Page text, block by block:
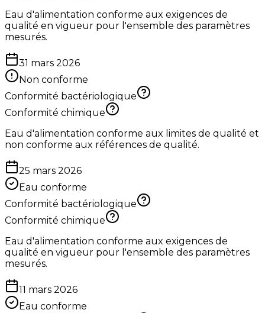
Eau d'alimentation conforme aux exigences de
qualité en vigueur pour l'ensemble des paramètres
mesurés.
31 mars 2026
Non conforme
Conformité bactériologique
Conformité chimique
Eau d'alimentation conforme aux limites de qualité et
non conforme aux références de qualité.
25 mars 2026
Eau conforme
Conformité bactériologique
Conformité chimique
Eau d'alimentation conforme aux exigences de
qualité en vigueur pour l'ensemble des paramètres
mesurés.
11 mars 2026
Eau conforme